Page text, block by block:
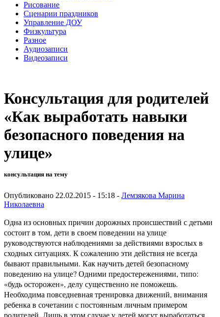
Рисование
Сценарии праздников
Управление ДОУ
Физкультура
Разное
Аудиозаписи
Видеозаписи
Консультация для родителей
«Как выработать навыки
безопасного поведения на
улице»
консультация на тему
Опубликовано 22.02.2015 - 15:18 - Лемзякова Марина
Николаевна
Одна из основных причин дорожных происшествий с детьми
состоит в том, дети в своем поведении на улице
руководствуются наблюдениями за действиями взрослых в
сходных ситуациях. К сожалению эти действия не всегда
бывают правильными. Как научить детей безопасному
поведению на улице? Одними предостережениями, типо:
«будь осторожен», делу существенно не поможешь.
Необходима повседневная тренировка движений, внимания
ребенка в сочетании с постоянным личным примером
родителей. Лишь в этом случае у детей могут выработаться